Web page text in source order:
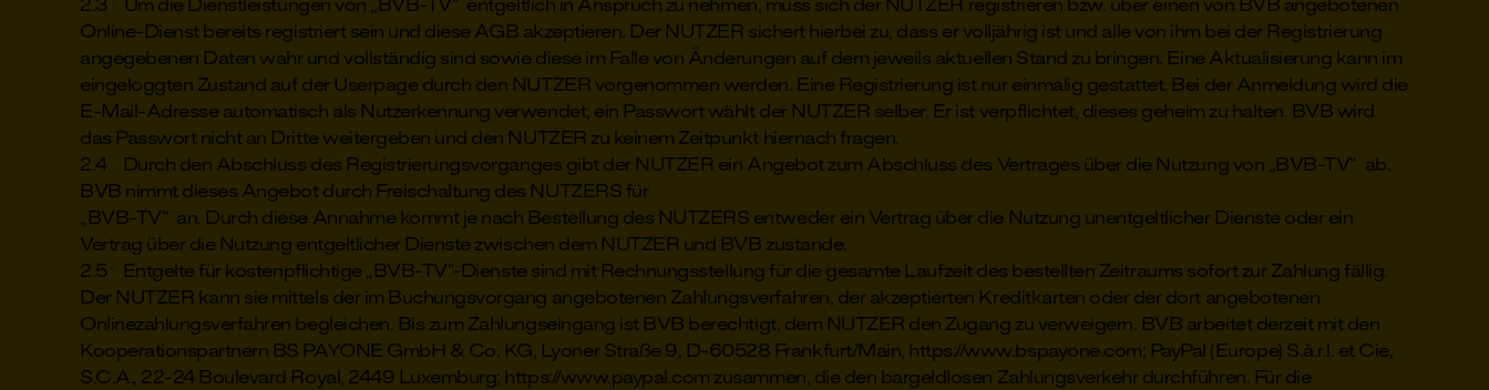
Online-Dienst bereits registriert sein und diese AGB akzeptieren. Der NUTZER sichert hierbei zu, dass er volljährig ist und alle von ihm bei der Registrierung
angegebenen Daten wahr und vollständig sind sowie diese im Falle von Änderungen auf dem jeweils aktuellen Stand zu bringen. Eine Aktualisierung kann im
eingeloggten Zustand auf der Userpage durch den NUTZER vorgenommen werden. Eine Registrierung ist nur einmalig gestattet. Bei der Anmeldung wird die
E-Mail-Adresse automatisch als Nutzerkennung verwendet; ein Passwort wählt der NUTZER selber. Er ist verpflichtet, dieses geheim zu halten. BVB wird
das Passwort nicht an Dritte weitergeben und den NUTZER zu keinem Zeitpunkt hiernach fragen.
2.4 Durch den Abschluss des Registrierungsvorganges gibt der NUTZER ein Angebot zum Abschluss des Vertrages über die Nutzung von „BVB-TV“ ab.
BVB nimmt dieses Angebot durch Freischaltung des NUTZERS für
„BVB-TV“ an. Durch diese Annahme kommt je nach Bestellung des NUTZERS entweder ein Vertrag über die Nutzung unentgeltlicher Dienste oder ein
Vertrag über die Nutzung entgeltlicher Dienste zwischen dem NUTZER und BVB zustande.
2.5 Entgelte für kostenpflichtige „BVB-TV“-Dienste sind mit Rechnungsstellung für die gesamte Laufzeit des bestellten Zeitraums sofort zur Zahlung fällig.
Der NUTZER kann sie mittels der im Buchungsvorgang angebotenen Zahlungsverfahren, der akzeptierten Kreditkarten oder der dort angebotenen
Onlinezahlungsverfahren begleichen. Bis zum Zahlungseingang ist BVB berechtigt, dem NUTZER den Zugang zu verweigern. BVB arbeitet derzeit mit den
Kooperationspartnern BS PAYONE GmbH & Co. KG, Lyoner Straße 9, D-60528 Frankfurt/Main, https://www.bspayone.com; PayPal (Europe) S.à.r.l. et Cie,
S.C.A., 22-24 Boulevard Royal, 2449 Luxemburg; https://www.paypal.com zusammen, die den bargeldlosen Zahlungsverkehr durchführen. Für die